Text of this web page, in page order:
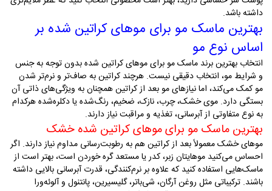
داشته باشد.
بهترین ماسک مو برای موهای کراتین شده بر
اساس نوع مو
انتخاب بهترین برند ماسک مو برای موهای کراتین شده بدون توجه به جنس
و شرایط مو، انتخاب دقیقی نیست. هرچند کراتین به صاف‌تر و نرم‌تر شدن
مو کمک می‌کند، اما نیازهای مو بعد از کراتین همچنان به ویژگی‌های ذاتی آن
بستگی دارد. موی خشک، چرب، نازک، ضخیم، رنگ‌شده یا دکلره‌شده هرکدام
به نوع متفاوتی از آبرسانی، تغذیه و مراقبت نیاز دارند.
بهترین ماسک مو برای موهای کراتین شده خشک
موهای خشک معمولاً بعد از کراتین هم به رطوبت‌رسانی مداوم نیاز دارند. اگر
احساس می‌کنید موهایتان زبر، کدر یا مستعد گره خوردن است، بهتر است از
ماسک‌هایی استفاده کنید که علاوه بر نرم‌کنندگی، قدرت آبرسانی بالایی داشته
باشند. ترکیباتی مثل روغن آرگان، شی‌باتر، گلیسیرین، پانتنول و آلوئه‌ورا